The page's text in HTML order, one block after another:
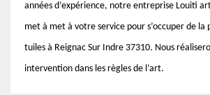
années d’expérience, notre entreprise Louiti
met à met à votre service pour s’occuper de la
tuiles à Reignac Sur Indre 37310. Nous
intervention dans les règles de l’art.